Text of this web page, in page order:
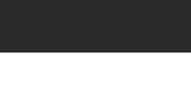
민주주의 클러스터